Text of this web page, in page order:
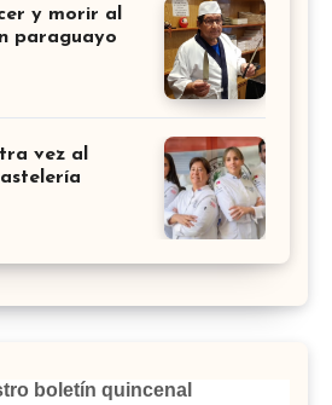
y morir al
paraguayo
vez al
boletín quincenal